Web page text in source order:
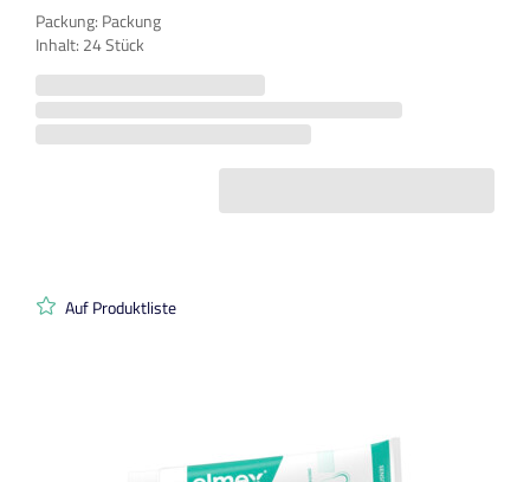
Packung: Packung
Inhalt: 24 Stück
Auf Produktliste